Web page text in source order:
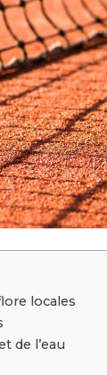
locales
de l’eau